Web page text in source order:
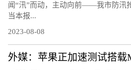
闻“汛”而动，主动向前——我市防汛
当本报...
2023-08-08
外媒：苹果正加速测试搭载